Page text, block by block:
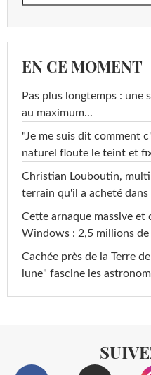
EN CE MOMENT
Pas plus longtemps : une
au maximum...
"Je me suis dit comment
naturel floute le teint et
Christian Louboutin,
terrain qu'il a acheté
Cette arnaque massive
Windows : 2,5 millions de
Cachée près de la Terre
lune" fascine les